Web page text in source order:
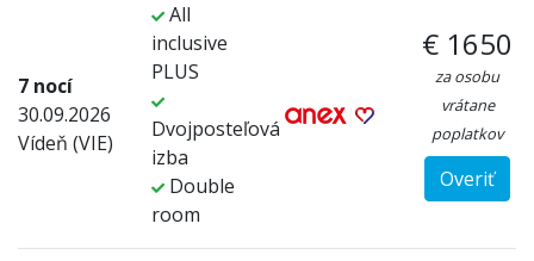
7 nocí
30.09.2026
Vídeň (VIE)
All
inclusive
PLUS
Dvojposteľová
izba
Double
room
€ 1650
za osobu
vrátane
poplatkov
Overiť